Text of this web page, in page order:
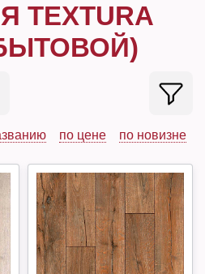
TEXTURA
по цене по новизне